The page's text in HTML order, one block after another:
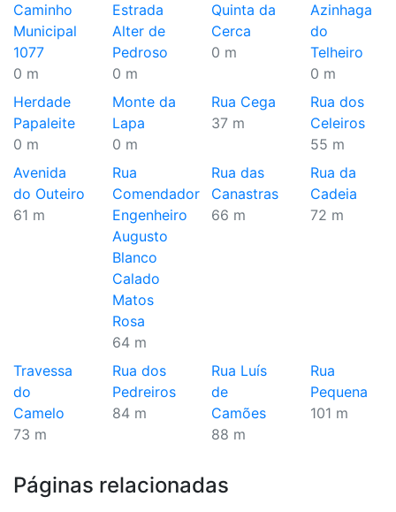
Caminho
Municipal
1077
0 m
Estrada
Alter de
Pedroso
0 m
Quinta da
Cerca
0 m
Azinhaga
do
Telheiro
0 m
Herdade
Papaleite
0 m
Monte da
Lapa
0 m
Rua Cega
37 m
Rua dos
Celeiros
55 m
Avenida
do Outeiro
61 m
Rua
Comendador
Engenheiro
Augusto
Blanco
Calado
Matos
Rosa
64 m
Rua das
Canastras
66 m
Rua da
Cadeia
72 m
Travessa
do
Camelo
73 m
Rua dos
Pedreiros
84 m
Rua Luís
de
Camões
88 m
Rua
Pequena
101 m
Páginas relacionadas